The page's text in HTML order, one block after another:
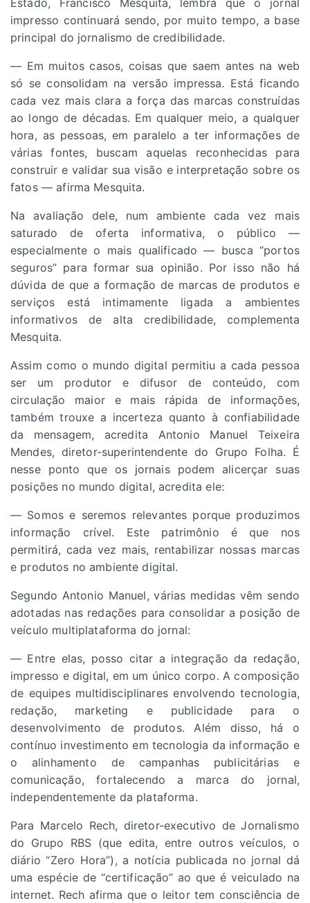
Estado, Francisco Mesquita, lembra que o jornal
impresso continuará sendo, por muito tempo, a base
principal do jornalismo de credibilidade.
— Em muitos casos, coisas que saem antes na web
só se consolidam na versão impressa. Está ficando
cada vez mais clara a força das marcas construídas
ao longo de décadas. Em qualquer meio, a qualquer
hora, as pessoas, em paralelo a ter informações de
várias fontes, buscam aquelas reconhecidas para
construir e validar sua visão e interpretação sobre os
fatos — afirma Mesquita.
Na avaliação dele, num ambiente cada vez mais
saturado de oferta informativa, o público —
especialmente o mais qualificado — busca “portos
seguros” para formar sua opinião. Por isso não há
dúvida de que a formação de marcas de produtos e
serviços está intimamente ligada a ambientes
informativos de alta credibilidade, complementa
Mesquita.
Assim como o mundo digital permitiu a cada pessoa
ser um produtor e difusor de conteúdo, com
circulação maior e mais rápida de informações,
também trouxe a incerteza quanto à confiabilidade
da mensagem, acredita Antonio Manuel Teixeira
Mendes, diretor-superintendente do Grupo Folha. É
nesse ponto que os jornais podem alicerçar suas
posições no mundo digital, acredita ele:
— Somos e seremos relevantes porque produzimos
informação crível. Este patrimônio é que nos
permitirá, cada vez mais, rentabilizar nossas marcas
e produtos no ambiente digital.
Segundo Antonio Manuel, várias medidas vêm sendo
adotadas nas redações para consolidar a posição de
veículo multiplataforma do jornal:
— Entre elas, posso citar a integração da redação,
impresso e digital, em um único corpo. A composição
de equipes multidisciplinares envolvendo tecnologia,
redação, marketing e publicidade para o
desenvolvimento de produtos. Além disso, há o
contínuo investimento em tecnologia da informação e
o alinhamento de campanhas publicitárias e
comunicação, fortalecendo a marca do jornal,
independentemente da plataforma.
Para Marcelo Rech, diretor-executivo de Jornalismo
do Grupo RBS (que edita, entre outros veículos, o
diário “Zero Hora”), a notícia publicada no jornal dá
uma espécie de “certificação” ao que é veiculado na
internet. Rech afirma que o leitor tem consciência de